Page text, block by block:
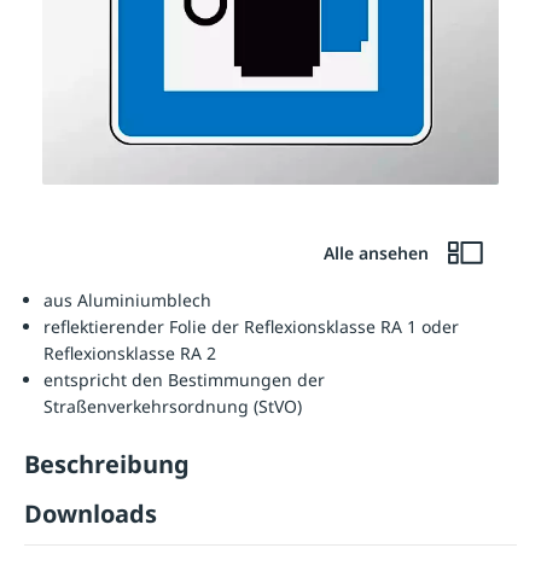
Alle ansehen
aus Aluminiumblech
reflektierender Folie der Reflexionsklasse RA 1 oder
Reflexionsklasse RA 2
entspricht den Bestimmungen der
Straßenverkehrsordnung (StVO)
Beschreibung
Downloads